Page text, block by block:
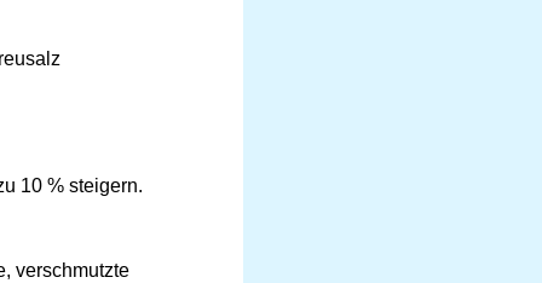
10 % steigern.
verschmutzte